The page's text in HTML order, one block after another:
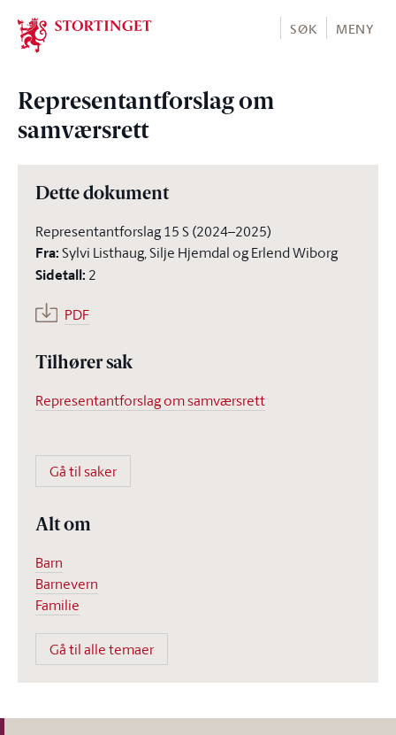
Stortinget.no
SØK MENY
Representantforslag om
samværsrett
Dette dokument
Representantforslag 15 S (2024–2025)
Fra:Sylvi Listhaug, Silje Hjemdal og Erlend Wiborg
Sidetall: 2
PDF
Tilhører sak
Representantforslag om samværsrett
Gå til saker
Alt om
Barn
Barnevern
Familie
Gå til alle temaer